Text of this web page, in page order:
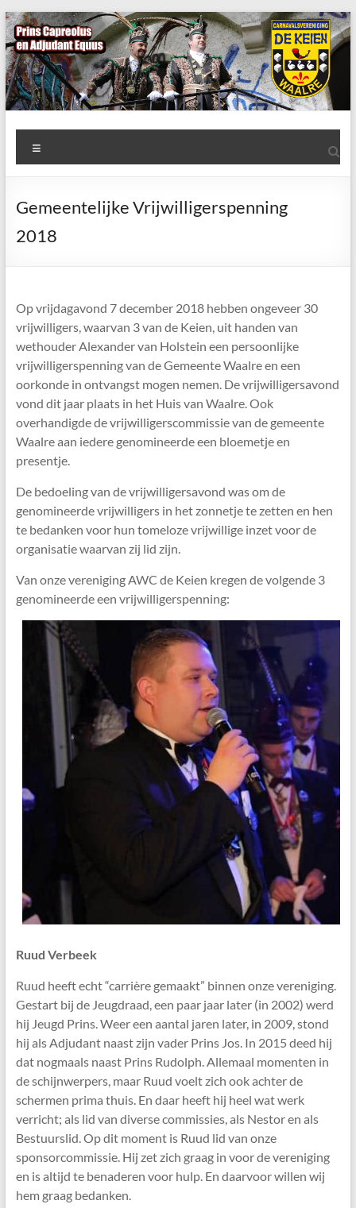
Ga
naar
de
inhoud
AWC
de
Keien
Waalrese
Keien
Gemeentelijke Vrijwilligerspenning
2018
Op vrijdagavond 7 december 2018 hebben ongeveer 30
vrijwilligers, waarvan 3 van de Keien, uit handen van
wethouder Alexander van Holstein een persoonlijke
vrijwilligerspenning van de Gemeente Waalre en een
oorkonde in ontvangst mogen nemen. De vrijwilligersavond
vond dit jaar plaats in het Huis van Waalre. Ook
overhandigde de vrijwilligerscommissie van de gemeente
Waalre aan iedere genomineerde een bloemetje en
presentje.
De bedoeling van de vrijwilligersavond was om de
genomineerde vrijwilligers in het zonnetje te zetten en hen
te bedanken voor hun tomeloze vrijwillige inzet voor de
organisatie waarvan zij lid zijn.
Van onze vereniging AWC de Keien kregen de volgende 3
genomineerde een vrijwilligerspenning:
Ruud Verbeek
Ruud heeft echt “carrière gemaakt” binnen onze vereniging.
Gestart bij de Jeugdraad, een paar jaar later (in 2002) werd
hij Jeugd Prins. Weer een aantal jaren later, in 2009, stond
hij als Adjudant naast zijn vader Prins Jos. In 2015 deed hij
dat nogmaals naast Prins Rudolph. Allemaal momenten in
de schijnwerpers, maar Ruud voelt zich ook achter de
schermen prima thuis. En daar heeft hij heel wat werk
verricht; als lid van diverse commissies, als Nestor en als
Bestuurslid. Op dit moment is Ruud lid van onze
sponsorcommissie. Hij zet zich graag in voor de vereniging
en is altijd te benaderen voor hulp. En daarvoor willen wij
hem graag bedanken.